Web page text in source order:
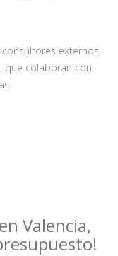
externos,
que colaboran con
Valencia,